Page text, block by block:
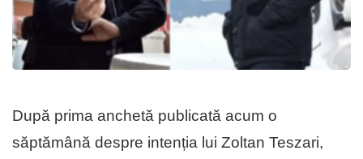
După prima anchetă publicată acum o
săptămână despre intenția lui Zoltan Teszari,